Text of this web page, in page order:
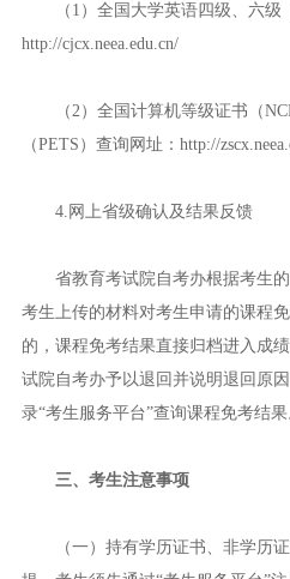
（1）全国大学英语四级、六级
http://cjcx.neea.edu.cn/
（2）全国计算机等级证书（
（PETS）查询网址：http://
4.网上省级确认及结果反馈
省教育考试院自考办根据考生的
考生上传的材料对考生申请的课程
的，课程免考结果直接归档进入成
试院自考办予以退回并说明退回原
录“考生服务平台”查询课程免考结果
三、考生注意事项
（一）持有学历证书、非学历证